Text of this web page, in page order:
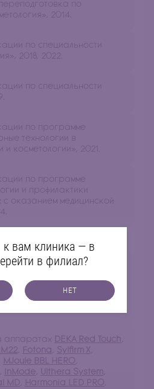
по
2014.
по специальности
2018, 2022.
по специальности
по программе
технологии в
косметологии», 2021.
по программе
и профилактики
с оказанием медицинской
обучение:
для биоревитализации,
пластики,
нитей
аппаратах DEKA Red Touch
Fotona Sylfirm X
MJoule BBL HERO
InMode Ulthera System
MD Harmonia LED PRO.
вам клиника — в
в филиал?
НЕТ